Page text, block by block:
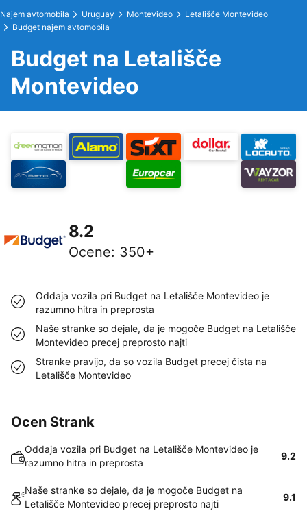
Najem avtomobila Uruguay Montevideo
Letališče Montevideo
Budget najem avtomobila
Budget na Letališče
Montevideo
8.2
Ocene: 350+
Oddaja vozila pri Budget na Letališče Montevideo je
razumno hitra in preprosta
Naše stranke so dejale, da je mogoče Budget na Letališče
Montevideo precej preprosto najti
Stranke pravijo, da so vozila Budget precej čista na
Letališče Montevideo
Ocen Strank
Oddaja vozila pri Budget na Letališče Montevideo je
razumno hitra in preprosta
9.2
Naše stranke so dejale, da je mogoče Budget na
Letališče Montevideo precej preprosto najti
9.1